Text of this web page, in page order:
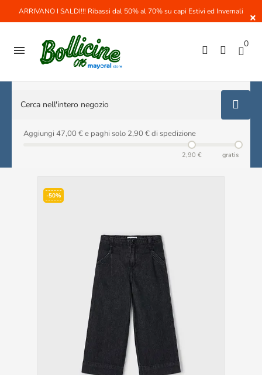
×
ARRIVANO I SALDI!!! Ribassi dal 50% al 70% su capi Estivi ed Invernali
 0
Aggiungi 47,00 € e paghi solo 2,90 € di spedizione
2,90 € gratis
-50%